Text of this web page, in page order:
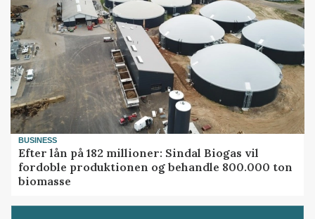
BUSINESS
Efter lån på 182 millioner: Sindal Biogas vil
fordoble produktionen og behandle 800.000 ton
biomasse